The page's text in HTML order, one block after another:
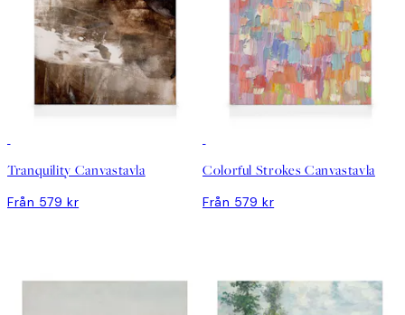
Tranquility Canvastavla
Från 579 kr
Colorful Strokes Canvastavla
Från 579 kr